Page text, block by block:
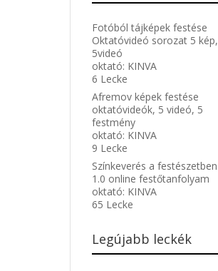
Fotóból tájképek festése
Oktatóvideó sorozat 5 kép,
5videó
oktató: KINVA
6 Lecke
Afremov képek festése
oktatóvideók, 5 videó, 5
festmény
oktató: KINVA
9 Lecke
Színkeverés a festészetben
1.0 online festőtanfolyam
oktató: KINVA
65 Lecke
Legújabb leckék